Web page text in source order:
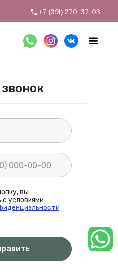
+7 (391) 270-37-03
вы
с условиями